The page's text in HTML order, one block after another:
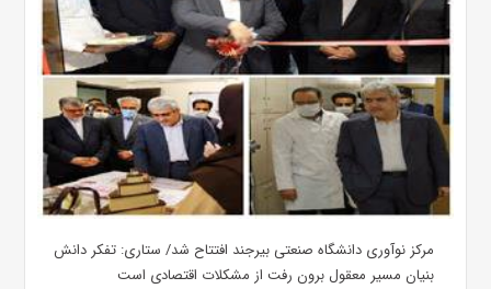
مرکز نوآوری دانشگاه صنعتی بیرجند افتتاح شد/ ستاری: تفکر دانش
بنیان مسیر معقول برون رفت از مشکلات اقتصادی است